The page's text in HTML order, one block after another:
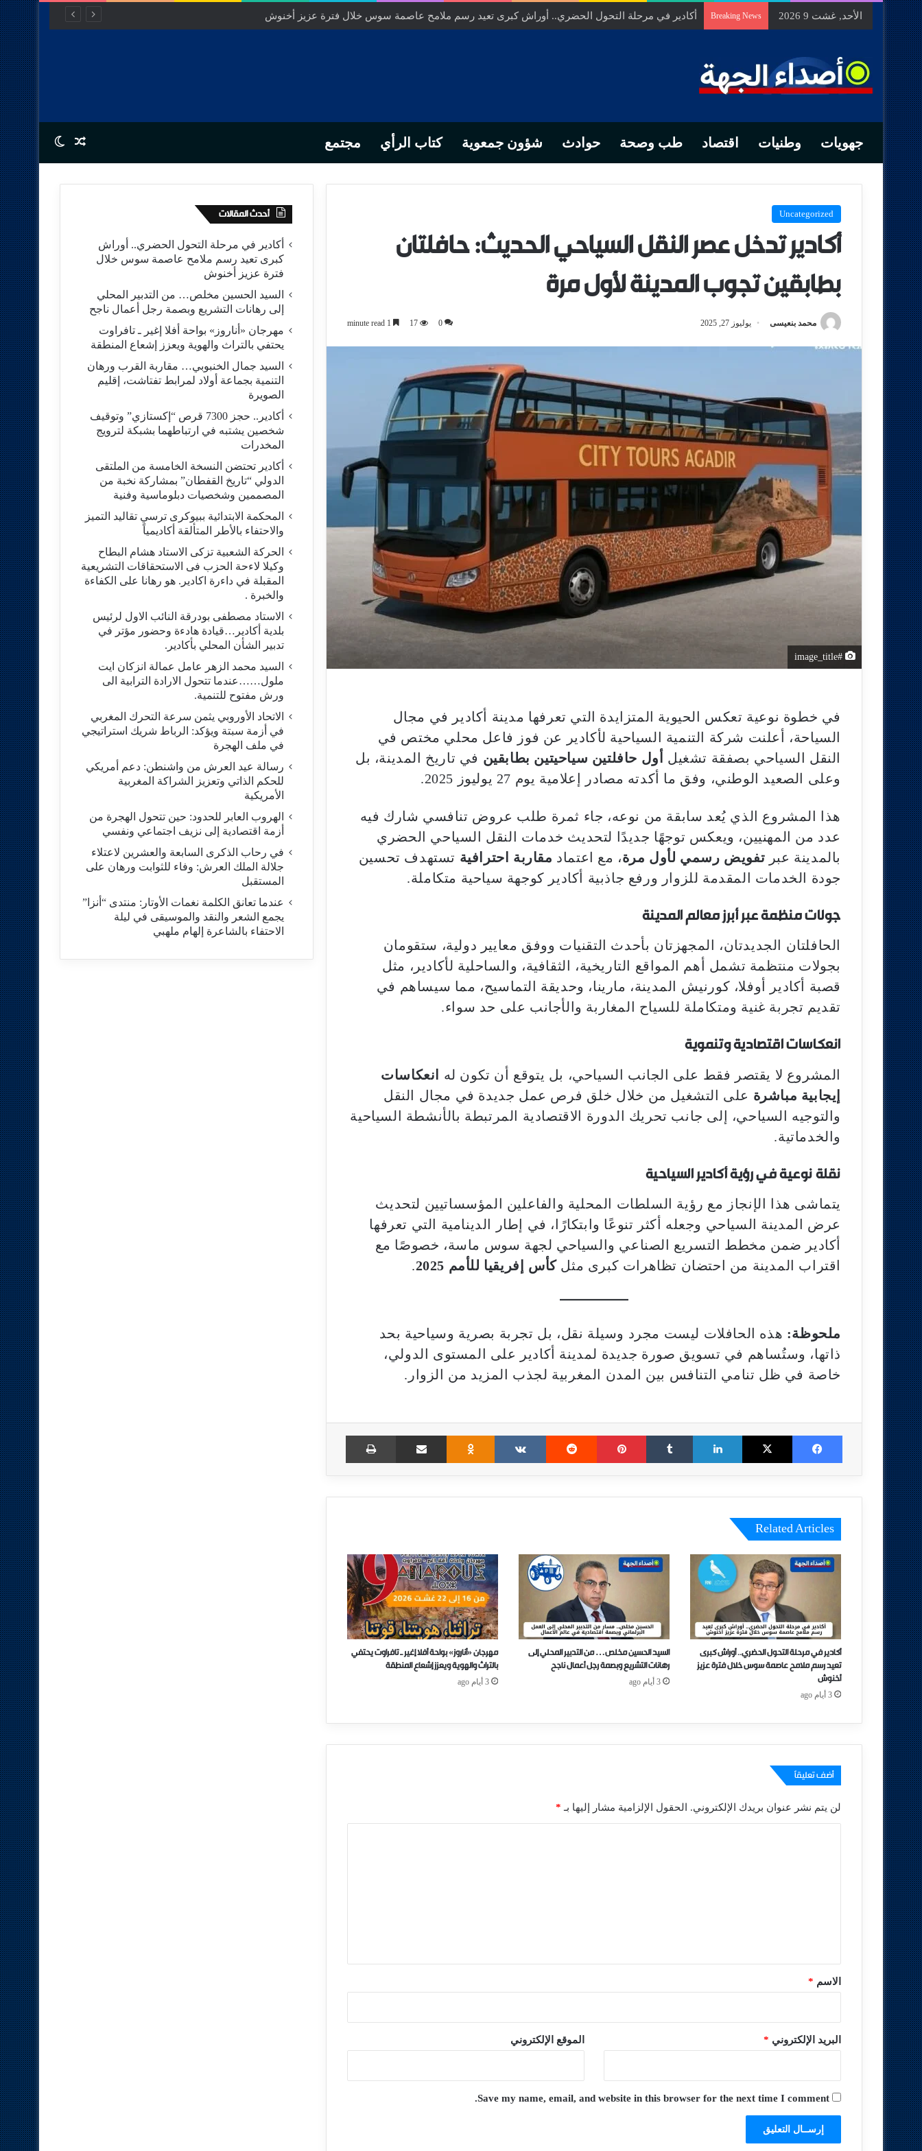
الأحد, غشت 9 2026 Breaking News السيد الحسين مخلص… من التدبير المحلي إلى رهانات التشريع وبصمة رجل أعمال ناجح
جهويات وطنيات اقتصاد طب وصحة حوادث شؤون جمعوية كتاب الرأي مجتمع Random Article
Switch skin
Uncategorized
أكادير تدخل عصر النقل السياحي الحديث: حافلتان
بطابقين تجوب المدينة لأول مرة
محمد بنعيسى يوليوز 27, 2025 0
17
#image_title
في خطوة نوعية تعكس الحيوية المتزايدة التي تعرفها مدينة أكادير في مجال
السياحة، أعلنت شركة التنمية السياحية لأكادير عن فوز فاعل محلي مختص في
النقل السياحي بصفقة تشغيل
أول حافلتين سياحيتين بطابقين في تاريخ المدينة، بل
وعلى الصعيد الوطني، وفق ما أكدته مصادر إعلامية يوم 27 يوليوز 2025.
هذا المشروع الذي يُعد سابقة من نوعه، جاء ثمرة طلب عروض تنافسي شارك فيه
عدد من المهنيين، ويعكس توجهًا جديدًا لتحديث خدمات النقل السياحي الحضري
بالمدينة عبر تفويض رسمي لأول مرة، مع اعتماد مقاربة احترافية تستهدف تحسين
جودة الخدمات المقدمة للزوار ورفع جاذبية أكادير كوجهة سياحية متكاملة.
جولات منظمة عبر أبرز معالم المدينة
الحافلتان الجديدتان، المجهزتان بأحدث التقنيات ووفق معايير دولية، ستقومان
بجولات منتظمة تشمل أهم المواقع التاريخية، الثقافية، والساحلية لأكادير، مثل
قصبة أكادير أوفلا، كورنيش المدينة، مارينا، وحديقة التماسيح، مما سيساهم في
تقديم تجربة غنية ومتكاملة للسياح المغاربة والأجانب على حد سواء.
انعكاسات اقتصادية وتنموية
المشروع لا يقتصر فقط على الجانب السياحي، بل يتوقع أن تكون له
انعكاسات
إيجابية مباشرة على التشغيل من خلال خلق فرص عمل جديدة في مجال النقل
والتوجيه السياحي، إلى جانب تحريك الدورة الاقتصادية المرتبطة بالأنشطة السياحية
والخدماتية.
نقلة نوعية في رؤية أكادير السياحية
يتماشى هذا الإنجاز مع رؤية السلطات المحلية والفاعلين المؤسساتيين لتحديث
عرض المدينة السياحي وجعله أكثر تنوعًا وابتكارًا، في إطار الدينامية التي تعرفها
أكادير ضمن مخطط التسريع الصناعي والسياحي لجهة سوس ماسة، خصوصًا مع
اقتراب المدينة من احتضان تظاهرات كبرى مثلكأس إفريقيا للأمم 2025 .
ملحوظة: هذه الحافلات ليست مجرد وسيلة نقل، بل تجربة بصرية وسياحية بحد
ذاتها، وستُساهم في تسويق صورة جديدة لمدينة أكادير على المستوى الدولي،
خاصة في ظل تنامي التنافس بين المدن المغربية لجذب المزيد من الزوار.
Facebook
X
LinkedIn
Tumblr
Pinterest
Reddit
VKontakte
Odnoklassniki
Share via Email
Print
Related Articles
أكادير في مرحلة التحول الحضري.. أوراش كبرى
تعيد رسم ملامح عاصمة سوس خلال فترة عزيز
أخنوش
3 أيام ago
السيد الحسين مخلص… من التدبير المحلي إلى
رهانات التشريع وبصمة رجل أعمال ناجح
3 أيام ago
مهرجان «أناروز» بواحة أفلا إغير ـ تافراوت يحتفي
بالتراث والهوية ويعزز إشعاع المنطقة
3 أيام ago
أضف تعليقاً
لن يتم نشر عنوان بريدك الإلكتروني. الحقول الإلزامية مشار إليها بـ *
*الاسم *
البريد الإلكتروني * الموقع الإلكتروني
Save my name, email, and website in this browser for the next time I comment.
أحدث المقالات
أكادير في مرحلة التحول الحضري.. أوراش
كبرى تعيد رسم ملامح عاصمة سوس خلال
فترة عزيز أخنوش
السيد الحسين مخلص… من التدبير المحلي
إلى رهانات التشريع وبصمة رجل أعمال ناجح
مهرجان «أناروز» بواحة أفلا إغير ـ تافراوت
يحتفي بالتراث والهوية ويعزز إشعاع المنطقة
السيد جمال الخنبوبي… مقاربة القرب ورهان
التنمية بجماعة أولاد لمرابط تفتاشت، إقليم
الصويرة
أكادير.. حجز 7300 قرص “إكستازي” وتوقيف
شخصين يشتبه في ارتباطهما بشبكة لترويج
المخدرات
أكادير تحتضن النسخة الخامسة من الملتقى
الدولي “تاريخ القفطان” بمشاركة نخبة من
المصممين وشخصيات دبلوماسية وفنية
المحكمة الابتدائية ببيوكرى ترسي تقاليد التميز
والاحتفاء بالأطر المتألقة أكاديمياً
الحركة الشعبية تزكى الاستاد هشام البطاح
وكيلا لاءحة الحزب فى الاستحقاقات التشريعية
المقبلة في داءرة اكادير. هو رهانا على الكفاءة
والخبرة .
الاستاد مصطفى بودرقة النائب الاول لرئيس
بلدية أكادير…قيادة هادءة وحضور مؤتر في
تدبير الشأن المحلي بأكادير.
السيد محمد الزهر عامل عمالة انزكان ايت
ملول……عندما تتحول الارادة الترابية الى
ورش مفتوح للتنمية.
الاتحاد الأوروبي يثمن سرعة التحرك المغربي
في أزمة سبتة ويؤكد: الرباط شريك استراتيجي
في ملف الهجرة
رسالة عيد العرش من واشنطن: دعم أمريكي
للحكم الذاتي وتعزيز الشراكة المغربية
الأمريكية
​الهروب العابر للحدود: حين تتحول الهجرة من
أزمة اقتصادية إلى نزيف اجتماعي ونفسي
في رحاب الذكرى السابعة والعشرين لاعتلاء
جلالة الملك العرش: وفاء للثوابت ورهان على
المستقبل
​عندما تعانق الكلمة نغمات الأوتار: منتدى “أنزا”
يجمع الشعر والنقد والموسيقى في ليلة
الاحتفاء بالشاعرة إلهام ملهبي